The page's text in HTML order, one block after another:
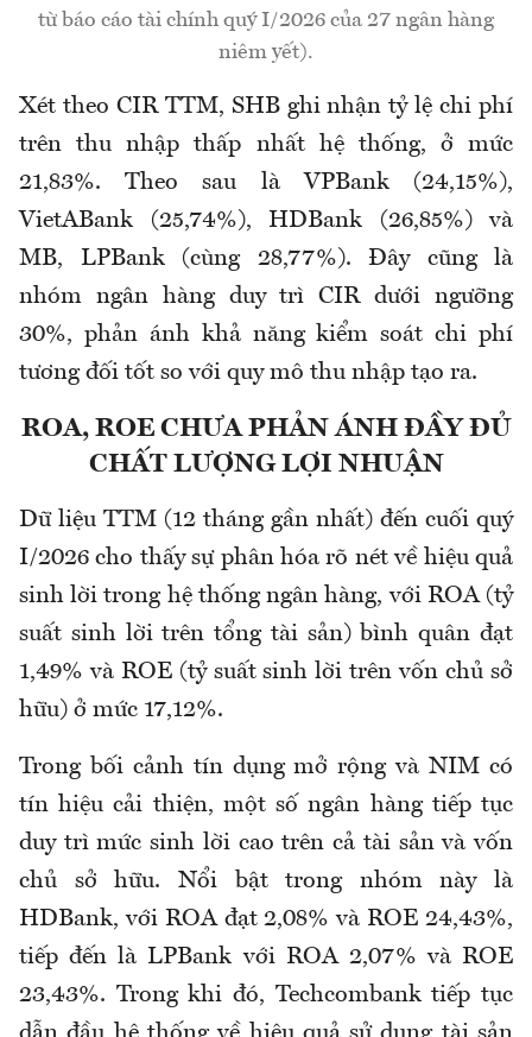
từ báo cáo tài chính quý I/2026 của 27 ngân hàng
niêm yết).
Xét theo CIR TTM, SHB ghi nhận tỷ lệ chi phí
trên thu nhập thấp nhất hệ thống, ở mức
21,83%. Theo sau là VPBank (24,15%),
VietABank (25,74%), HDBank (26,85%) và
MB, LPBank (cùng 28,77%). Đây cũng là
nhóm ngân hàng duy trì CIR dưới ngưỡng
30%, phản ánh khả năng kiểm soát chi phí
tương đối tốt so với quy mô thu nhập tạo ra.
ROA, ROE CHƯA PHẢN ÁNH ĐẦY ĐỦ
CHẤT LƯỢNG LỢI NHUẬN
Dữ liệu TTM (12 tháng gần nhất) đến cuối quý
I/2026 cho thấy sự phân hóa rõ nét về hiệu quả
sinh lời trong hệ thống ngân hàng, với ROA (tỷ
suất sinh lời trên tổng tài sản) bình quân đạt
1,49% và ROE (tỷ suất sinh lời trên vốn chủ sở
hữu) ở mức 17,12%.
Trong bối cảnh tín dụng mở rộng và NIM có
tín hiệu cải thiện, một số ngân hàng tiếp tục
duy trì mức sinh lời cao trên cả tài sản và vốn
chủ sở hữu. Nổi bật trong nhóm này là
HDBank, với ROA đạt 2,08% và ROE 24,43%,
tiếp đến là LPBank với ROA 2,07% và ROE
23,43%. Trong khi đó, Techcombank tiếp tục